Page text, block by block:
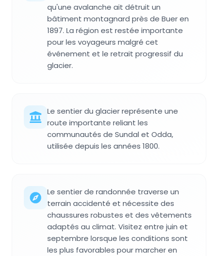
qu'une avalanche ait détruit un
bâtiment montagnard près de Buer en
1897. La région est restée importante
pour les voyageurs malgré cet
événement et le retrait progressif du
glacier.
Le sentier du glacier représente une
route importante reliant les
communautés de Sundal et Odda,
utilisée depuis les années 1800.
Le sentier de randonnée traverse un
terrain accidenté et nécessite des
chaussures robustes et des vêtements
adaptés au climat. Visitez entre juin et
septembre lorsque les conditions sont
les plus favorables pour marcher en